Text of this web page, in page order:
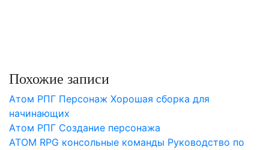
Похожие записи
Атом РПГ Персонаж Хорошая сборка для
начинающих
Атом РПГ Создание персонажа
ATOM RPG консольные команды Руководство по